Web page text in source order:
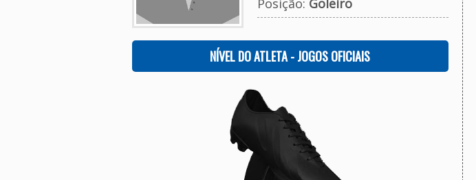
Posição: Goleiro
NÍVEL DO ATLETA - JOGOS OFICIAIS